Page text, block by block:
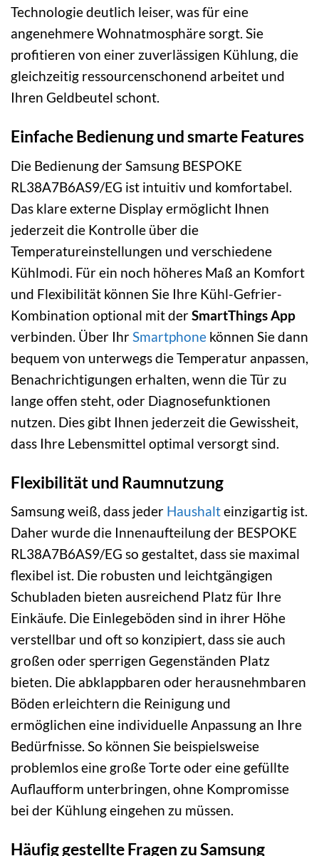
Technologie deutlich leiser, was für eine
angenehmere Wohnatmosphäre sorgt. Sie
profitieren von einer zuverlässigen Kühlung, die
gleichzeitig ressourcenschonend arbeitet und
Ihren Geldbeutel schont.
Einfache Bedienung und smarte Features
Die Bedienung der Samsung BESPOKE
RL38A7B6AS9/EG ist intuitiv und komfortabel.
Das klare externe Display ermöglicht Ihnen
jederzeit die Kontrolle über die
Temperatureinstellungen und verschiedene
Kühlmodi. Für ein noch höheres Maß an Komfort
und Flexibilität können Sie Ihre Kühl-Gefrier-
Kombination optional mit derSmartThings App
verbinden. Über IhrSmartphone können Sie dann
bequem von unterwegs die Temperatur anpassen,
Benachrichtigungen erhalten, wenn die Tür zu
lange offen steht, oder Diagnosefunktionen
nutzen. Dies gibt Ihnen jederzeit die Gewissheit,
dass Ihre Lebensmittel optimal versorgt sind.
Flexibilität und Raumnutzung
Samsung weiß, dass jeder Haushalteinzigartig ist.
Daher wurde die Innenaufteilung der BESPOKE
RL38A7B6AS9/EG so gestaltet, dass sie maximal
flexibel ist. Die robusten und leichtgängigen
Schubladen bieten ausreichend Platz für Ihre
Einkäufe. Die Einlegeböden sind in ihrer Höhe
verstellbar und oft so konzipiert, dass sie auch
großen oder sperrigen Gegenständen Platz
bieten. Die abklappbaren oder herausnehmbaren
Böden erleichtern die Reinigung und
ermöglichen eine individuelle Anpassung an Ihre
Bedürfnisse. So können Sie beispielsweise
problemlos eine große Torte oder eine gefüllte
Auflaufform unterbringen, ohne Kompromisse
bei der Kühlung eingehen zu müssen.
Häufig gestellte Fragen zu Samsung